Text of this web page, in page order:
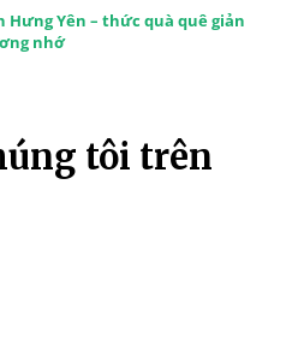
Hưng Yên – thức quà quê giản
nhớ
tôi trên